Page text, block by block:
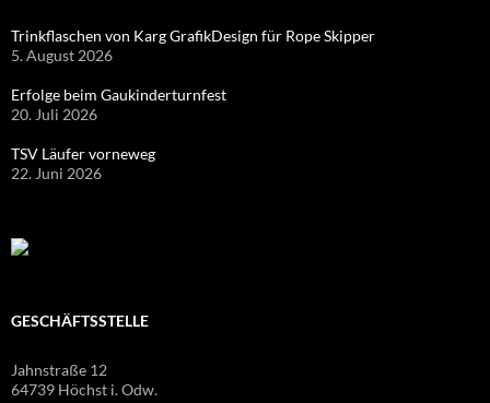
Trinkflaschen von Karg GrafikDesign für Rope Skipper
5. August 2026
Erfolge beim Gaukinderturnfest
20. Juli 2026
TSV Läufer vorneweg
22. Juni 2026
GESCHÄFTSSTELLE
Jahnstraße 12
64739 Höchst i. Odw.